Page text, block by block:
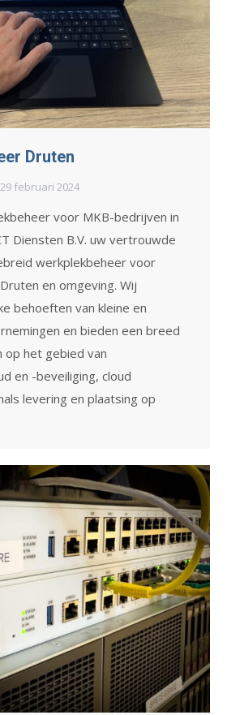
Druten
29 februari 2024
voor MKB-bedrijven in
Diensten B.V. uw vertrouwde
werkplekbeheer voor
en omgeving. Wij
behoeften van kleine en
en bieden een breed
op het gebied van
en -beveiliging, cloud
levering en plaatsing op